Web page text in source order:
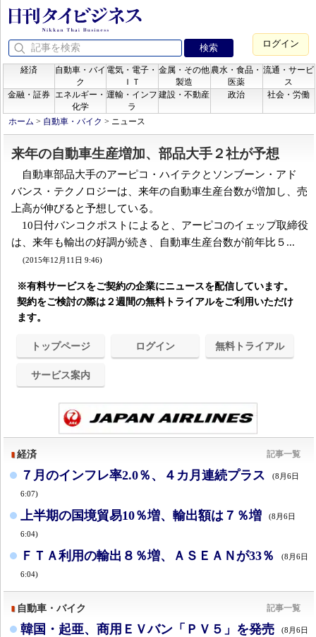
ログイン
経済
自動車・バイ
ク
電気・電子・
ＩＴ
金属・その他
製造
農水・食品・
医薬
流通・サービ
ス
金融・証券
エネルギー・
化学
運輸・インフ
ラ
建設・不動産 政治 社会・労働
ホーム > 自動車・バイク > ニュース
来年の自動車生産増加、部品大手２社が予想
自動車部品大手のアーピコ・ハイテクとソンブーン・アド
バンス・テクノロジーは、来年の自動車生産台数が増加し、売
上高が伸びると予想している。
10日付バンコクポストによると、アーピコのイェップ取締役
は、来年も輸出の好調が続き、自動車生産台数が前年比５...
(2015年12月11日 9:46)
※有料サービスをご契約の企業にニュースを配信しています。
契約をご検討の際は２週間の無料トライアルをご利用いただけ
ます。
トップページ ログイン 無料トライアル
サービス案内
経済 記事一覧
７月のインフレ率2.0％、４カ月連続プラス (8月6日
6:07)
上半期の国境貿易10％増、輸出額は７％増 (8月6日
6:04)
ＦＴＡ利用の輸出８％増、ＡＳＥＡＮが33％ (8月6日
6:04)
自動車・バイク 記事一覧
韓国・起亜、商用ＥＶバン「ＰＶ５」を発売 (8月6日